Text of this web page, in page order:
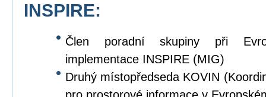
INSPIRE:
Člen poradní skupiny při
implementace INSPIRE (MIG)
Druhý místopředseda KOVIN